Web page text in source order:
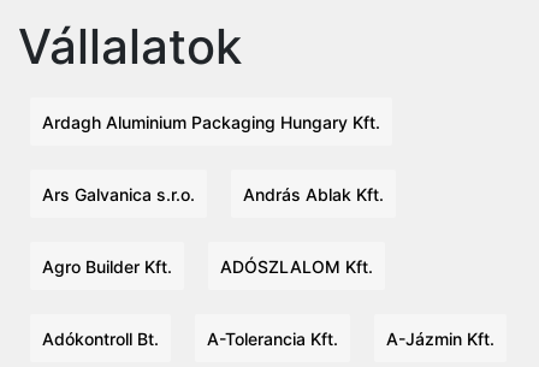
Vállalatok
Ardagh Aluminium Packaging Hungary Kft.
Ars Galvanica s.r.o. András Ablak Kft.
Agro Builder Kft. ADÓSZLALOM Kft.
Adókontroll Bt. A-Tolerancia Kft. A-Jázmin Kft.